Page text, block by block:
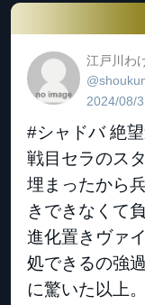
江戸川わ
2024/08/
#シャドバ 絶
戦目セラのス
埋まったから
きできなくて
進化置きヴァ
処できるの強
に驚いた以上。